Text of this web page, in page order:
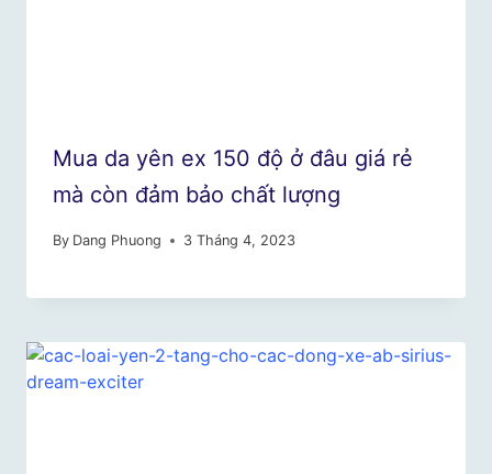
Mua da yên ex 150 độ ở đâu giá rẻ
mà còn đảm bảo chất lượng
By Dang Phuong 3 Tháng 4, 2023